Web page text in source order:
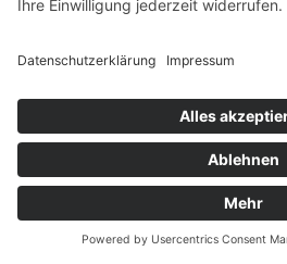
Dadurch wird Ihre IP-Adresse von
Vertragsstaaten des Abkommens
Wirtschaftsraum vor der
Nur in Ausnahmefällen wird die
Server von Google in den USA
gekürzt. Im Auftrag des Betreibers
Google diese Informationen
der Website auszuwerten, um